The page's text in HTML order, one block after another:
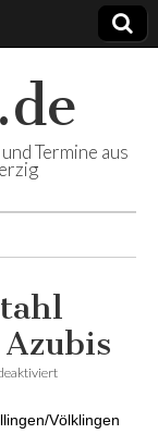
Termine aus
neue Azubis
Völklingen